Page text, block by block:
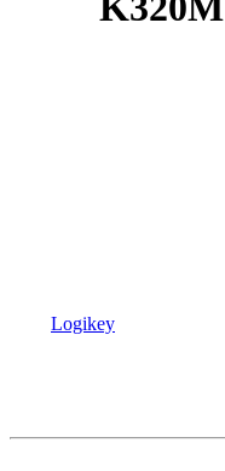
Logikey